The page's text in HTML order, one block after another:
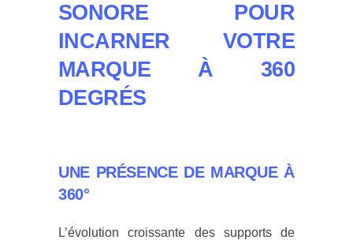
SONORE POUR
INCARNER VOTRE
MARQUE À 360
DEGRÉS
UNE PRÉSENCE DE MARQUE À
360°
L’évolution croissante des supports de